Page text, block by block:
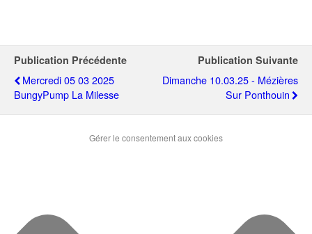
Publication Précédente
Mercredi 05 03 2025
BungyPump La Milesse
Publication Suivante
Dimanche 10.03.25 - Mézières
Sur Ponthouin
Gérer le consentement aux cookies